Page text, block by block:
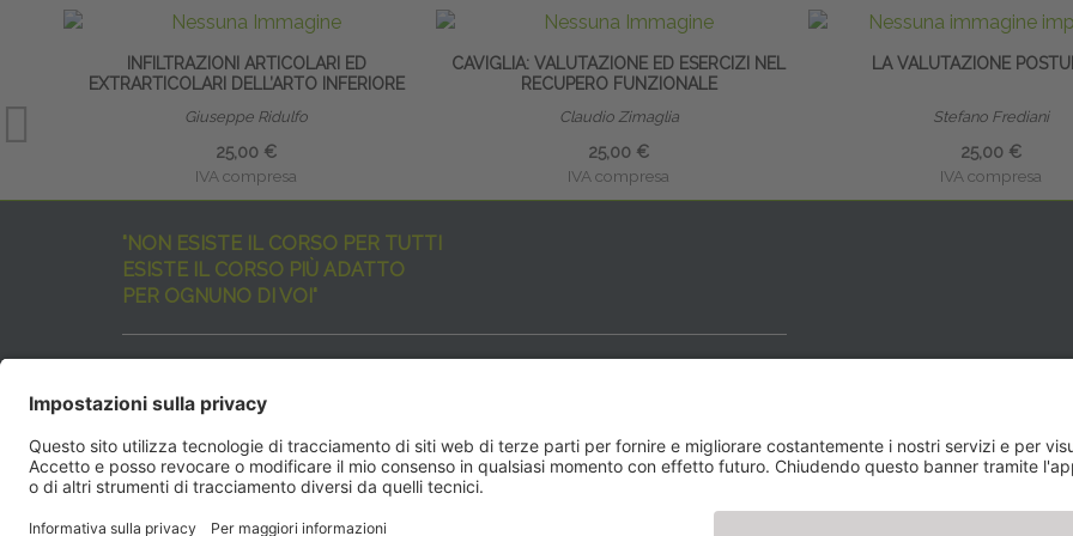
INFILTRAZIONI ARTICOLARI ED
EXTRARTICOLARI DELL’ARTO INFERIORE
Giuseppe Ridulfo
25,00 €
IVA compresa
CAVIGLIA: VALUTAZIONE ED ESERCIZI NEL
RECUPERO FUNZIONALE
Claudio Zimaglia
25,00 €
IVA compresa
LA VALUTAZIONE
Stefano Frediani
25,00 €
IVA compresa
"NON ESISTE IL CORSO PER TUTTI
ESISTE IL CORSO PIÙ ADATTO
PER OGNUNO DI VOI"
ma rispondenti a diverse esigenze formative
e di aggiornamento professionale.
EdiAcademyvuole aiutarvi nella scelta dell’evento ideale
SEGUICI QUI: